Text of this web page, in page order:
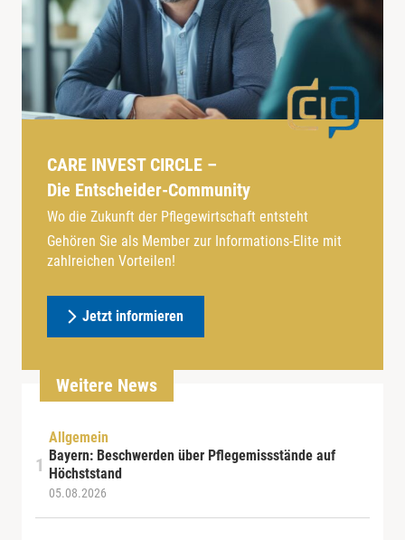
CARE INVEST CIRCLE –
Die Entscheider-Community
Wo die Zukunft der Pflegewirtschaft entsteht
Gehören Sie als Member zur Informations-Elite mit
zahlreichen Vorteilen!
Jetzt informieren
Weitere News
Allgemein
Bayern: Beschwerden über Pflegemissstände auf
Höchststand
05.08.2026